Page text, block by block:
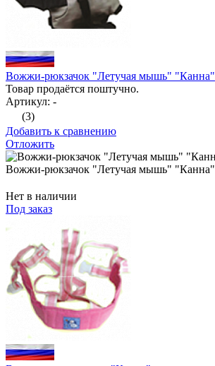
Вожжи-рюкзачок "Летучая мышь" "Канна"
Товар продаётся поштучно.
Артикул: -
(3)
Добавить к сравнению
Отложить
Вожжи-рюкзачок "Летучая мышь" "Канна"
Нет в наличии
Под заказ